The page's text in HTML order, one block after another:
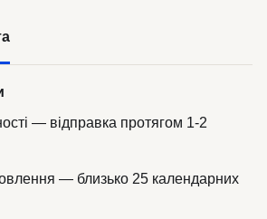
— відправка протягом 1-2
— близько 25 календарних